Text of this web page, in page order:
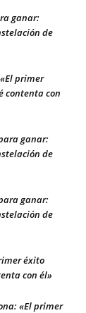
ganar:
de
primer
contenta con
ganar:
de
ganar:
de
éxito
con él»
«El primer